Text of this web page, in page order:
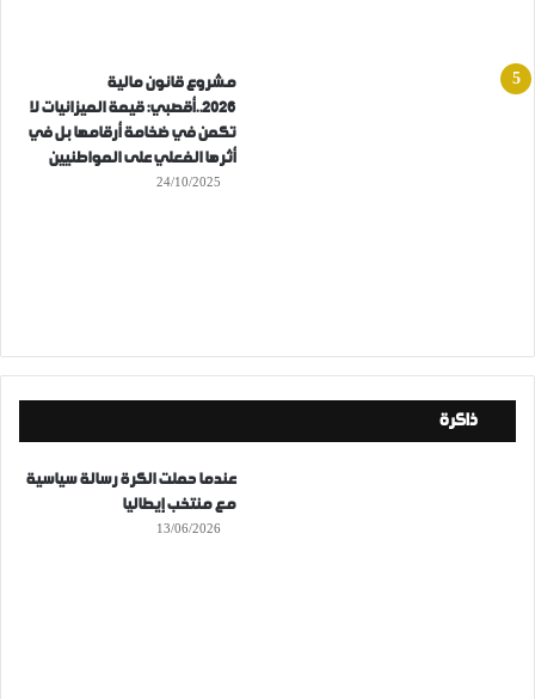
مشروع قانون مالية
2026..أقصبي: قيمة الميزانيات لا
تكمن في ضخامة أرقامها بل في
أثرها الفعلي على المواطنيين
24/10/2025
ذاكرة
عندما حملت الكرة رسالة سياسية
مع منتخب إيطاليا
13/06/2026